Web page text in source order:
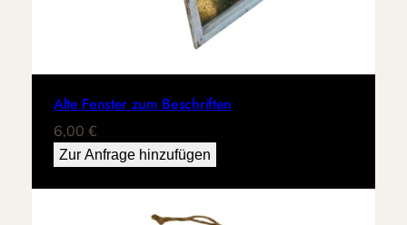
Alte Fenster zum Beschriften
6,00 €
Zur Anfrage hinzufügen